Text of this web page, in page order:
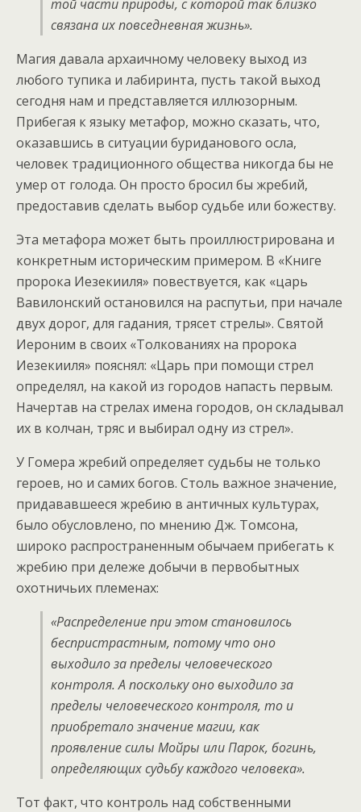
той части природы, с которой так близко
связана их повседневная жизнь».
Магия давала архаичному человеку выход из
любого тупика и лабиринта, пусть такой выход
сегодня нам и представляется иллюзорным.
Прибегая к языку метафор, можно сказать, что,
оказавшись в ситуации буриданового осла,
человек традиционного общества никогда бы не
умер от голода. Он просто бросил бы жребий,
предоставив сделать выбор судьбе или божеству.
Эта метафора может быть проиллюстрирована и
конкретным историческим примером. В «Книге
пророка Иезекииля» повествуется, как «царь
Вавилонский остановился на распутьи, при начале
двух дорог, для гадания, трясет стрелы». Святой
Иероним в своих «Толкованиях на пророка
Иезекииля» пояснял: «Царь при помощи стрел
определял, на какой из городов напасть первым.
Начертав на стрелах имена городов, он складывал
их в колчан, тряс и выбирал одну из стрел».
У Гомера жребий определяет судьбы не только
героев, но и самих богов. Столь важное значение,
придававшееся жребию в античных культурах,
было обусловлено, по мнению Дж. Томсона,
широко распространенным обычаем прибегать к
жребию при дележе добычи в первобытных
охотничьих племенах:
«Распределение при этом становилось
беспристрастным, потому что оно
выходило за пределы человеческого
контроля. А поскольку оно выходило за
пределы человеческого контроля, то и
приобретало значение магии, как
проявление силы Мойры или Парок, богинь,
определяющих судьбу каждого человека».
Тот факт, что контроль над собственными